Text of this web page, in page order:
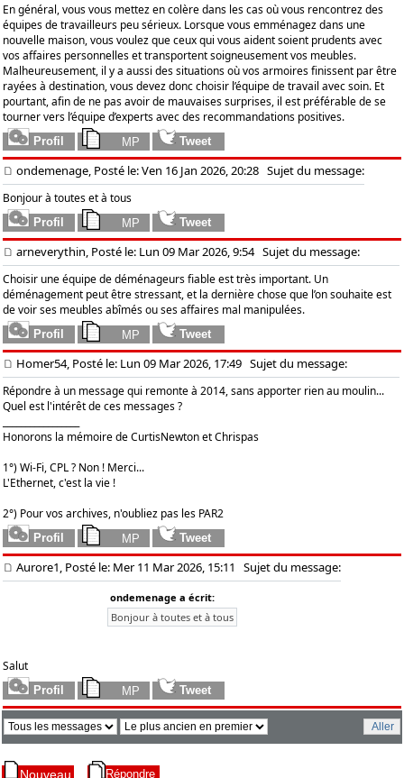
En général, vous vous mettez en colère dans les cas où vous rencontrez des
équipes de travailleurs peu sérieux. Lorsque vous emménagez dans une
nouvelle maison, vous voulez que ceux qui vous aident soient prudents avec
vos affaires personnelles et transportent soigneusement vos meubles.
Malheureusement, il y a aussi des situations où vos armoires finissent par être
rayées à destination, vous devez donc choisir l’équipe de travail avec soin. Et
pourtant, afin de ne pas avoir de mauvaises surprises, il est préférable de se
tourner vers l’équipe d’experts avec des recommandations positives.
ondemenage, Posté le: Ven 16 Jan 2026, 20:28 Sujet du message:
Bonjour à toutes et à tous
arneverythin, Posté le: Lun 09 Mar 2026, 9:54Sujet du message:
Choisir une équipe de déménageurs fiable est très important. Un
déménagement peut être stressant, et la dernière chose que l’on souhaite est
de voir ses meubles abîmés ou ses affaires mal manipulées.
Homer54, Posté le: Lun 09 Mar 2026, 17:49 Sujet du message:
Répondre à un message qui remonte à 2014, sans apporter rien au moulin...
Quel est l'intérêt de ces messages ?
Honorons la mémoire de CurtisNewton et Chrispas
1°) Wi-Fi, CPL ? Non ! Merci...
L'Ethernet, c'est la vie !
2°) Pour vos archives, n'oubliez pas les PAR2
Aurore1, Posté le: Mer 11 Mar 2026, 15:11 Sujet du message:
ondemenage a écrit:
Bonjour à toutes et à tous
Salut